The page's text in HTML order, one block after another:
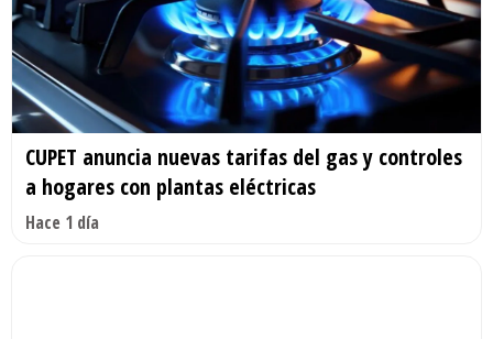
CUPET anuncia nuevas tarifas del gas y controles
a hogares con plantas eléctricas
Hace 1 día